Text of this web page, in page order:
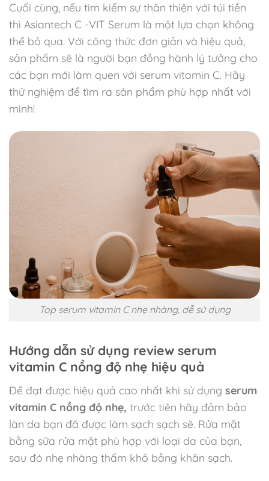
Cuối cùng, nếu tìm kiếm sự thân thiện với túi tiền
thì Asiantech C -VIT Serum là một lựa chọn không
thể bỏ qua. Với công thức đơn giản và hiệu quả,
sản phẩm sẽ là người bạn đồng hành lý tưởng cho
các bạn mới làm quen với serum vitamin C. Hãy
thử nghiệm để tìm ra sản phẩm phù hợp nhất với
mình!
Top serum vitamin C nhẹ nhàng, dễ sử dụng
Hướng dẫn sử dụng review serum
vitamin C nồng độ nhẹ hiệu quả
Để đạt được hiệu quả cao nhất khi sử dụng serum
vitamin C nồng độ nhẹ, trước tiên hãy đảm bảo
làn da bạn đã được làm sạch sạch sẽ. Rửa mặt
bằng sữa rửa mặt phù hợp với loại da của bạn,
sau đó nhẹ nhàng thấm khô bằng khăn sạch.